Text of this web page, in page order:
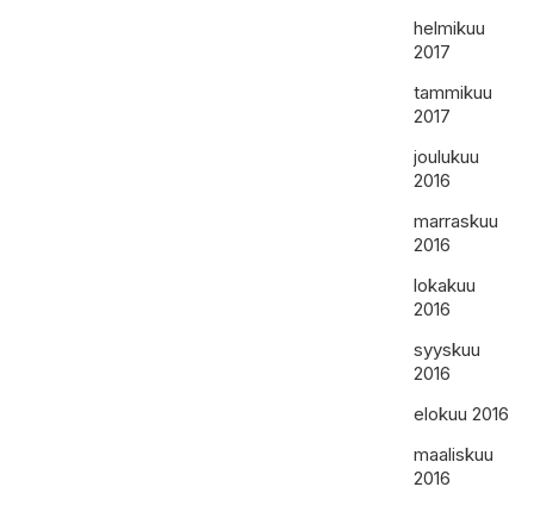
helmikuu
2017
tammikuu
2017
joulukuu
2016
marraskuu
2016
lokakuu
2016
syyskuu
2016
elokuu 2016
maaliskuu
2016